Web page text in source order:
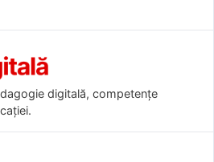
digitală, competențe